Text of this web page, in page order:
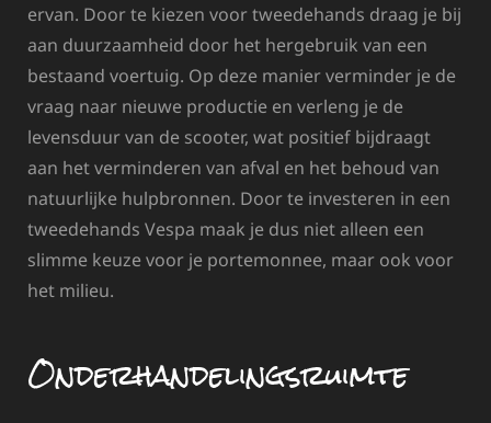
ervan. Door te kiezen voor tweedehands draag je bij
aan duurzaamheid door het hergebruik van een
bestaand voertuig. Op deze manier verminder je de
vraag naar nieuwe productie en verleng je de
levensduur van de scooter, wat positief bijdraagt
aan het verminderen van afval en het behoud van
natuurlijke hulpbronnen. Door te investeren in een
tweedehands Vespa maak je dus niet alleen een
slimme keuze voor je portemonnee, maar ook voor
het milieu.
Onderhandelingsruimte